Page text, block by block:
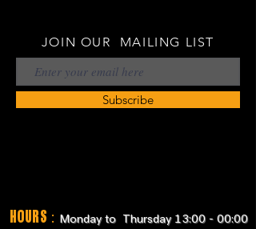
JOIN OUR MAILING LIST
Subscribe
Hours : Monday to Thursday 13:00 - 00:00